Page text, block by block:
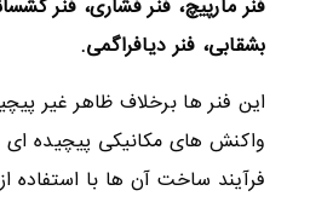
فنر مارپیچ، فنر فشاری، فنر
بشقابی، فنر دیافراگمی.
این فنر ها برخلاف ظاهر غیر
واکنش های مکانیکی پیچیده ای
فرآیند ساخت آن ها با استفاده